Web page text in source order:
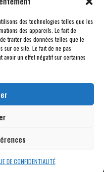
des technologies telles que les
des appareils. Le fait de
traiter des données telles que le
sur ce site. Le fait de ne pas
avoir un effet négatif sur certaines
DE CONFIDENTIALITÉ
légales